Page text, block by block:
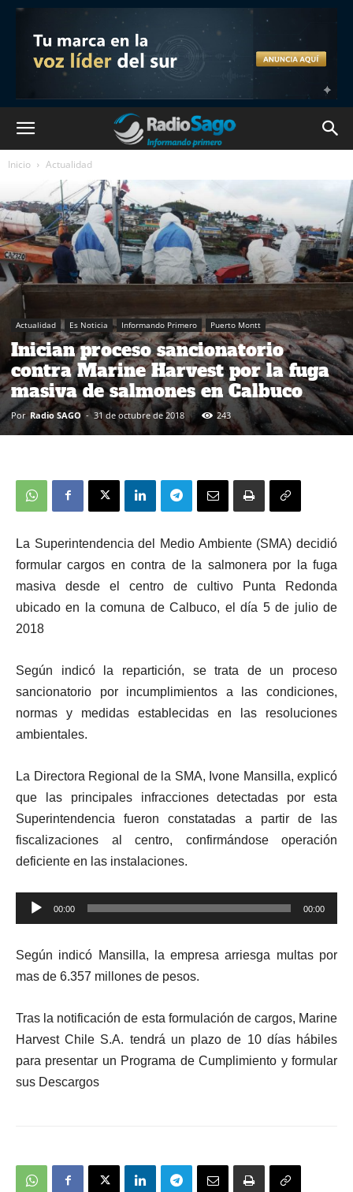
Inicio Actualidad
Actualidad Es Noticia Informando Primero Puerto Montt
Inician proceso sancionatorio
contra Marine Harvest por la fuga
masiva de salmones en Calbuco
Por Radio SAGO - 31 de octubre de 2018 243
La Superintendencia del Medio Ambiente (SMA) decidió
formular cargos en contra de la salmonera por la fuga
masiva desde el centro de cultivo Punta Redonda
ubicado en la comuna de Calbuco, el día 5 de julio de
2018
Según indicó la repartición, se trata de un proceso
sancionatorio por incumplimientos a las condiciones,
normas y medidas establecidas en las resoluciones
ambientales.
La Directora Regional de la SMA, Ivone Mansilla, explicó
que las principales infracciones detectadas por esta
Superintendencia fueron constatadas a partir de las
fiscalizaciones al centro, confirmándose operación
deficiente en las instalaciones.
Reproductor
de
00:00 00:00
Según indicó Mansilla, la empresa arriesga multas por
mas de 6.357 millones de pesos.
Tras la notificación de esta formulación de cargos, Marine
Harvest Chile S.A. tendrá un plazo de 10 días hábiles
para presentar un Programa de Cumplimiento y formular
sus Descargos